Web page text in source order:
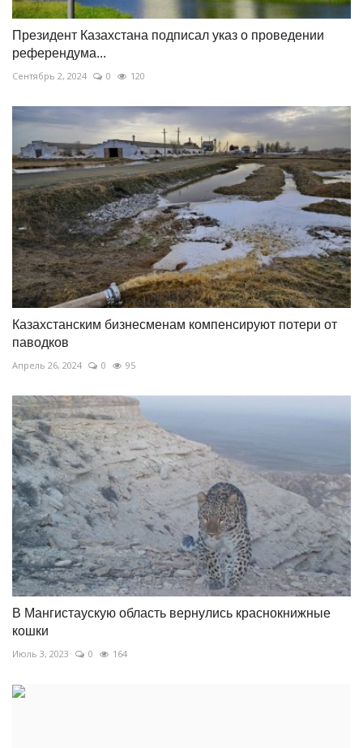
Президент Казахстана подписал указ о проведении
референдума...
Сентябрь 2, 2024 0 120
Казахстанским бизнесменам компенсируют потери от
паводков
Апрель 26, 2024 0 95
В Мангистаускую область вернулись краснокнижные
кошки
Июль 3, 2023 0 164